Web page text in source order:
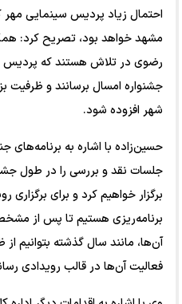
احتمال زیاد پردیس سینمایی مهر
مشهد خواهد بود، تصریح کرد:
رضوی در تلاش هستند که پردیس
جشنواره امسال برسانند و ظرفیت
شهر افزوده شود.
حسین‌زاده با اشاره به برنامه‌های
جلسات نقد و بررسی را در طول
برگزار خواهیم کرد و برای
برنامه‌ریزی هستیم تا پس از
آن‌ها، مانند سال گذشته بتوانیم
فعالیت آن‌ها در قالب رویدادی